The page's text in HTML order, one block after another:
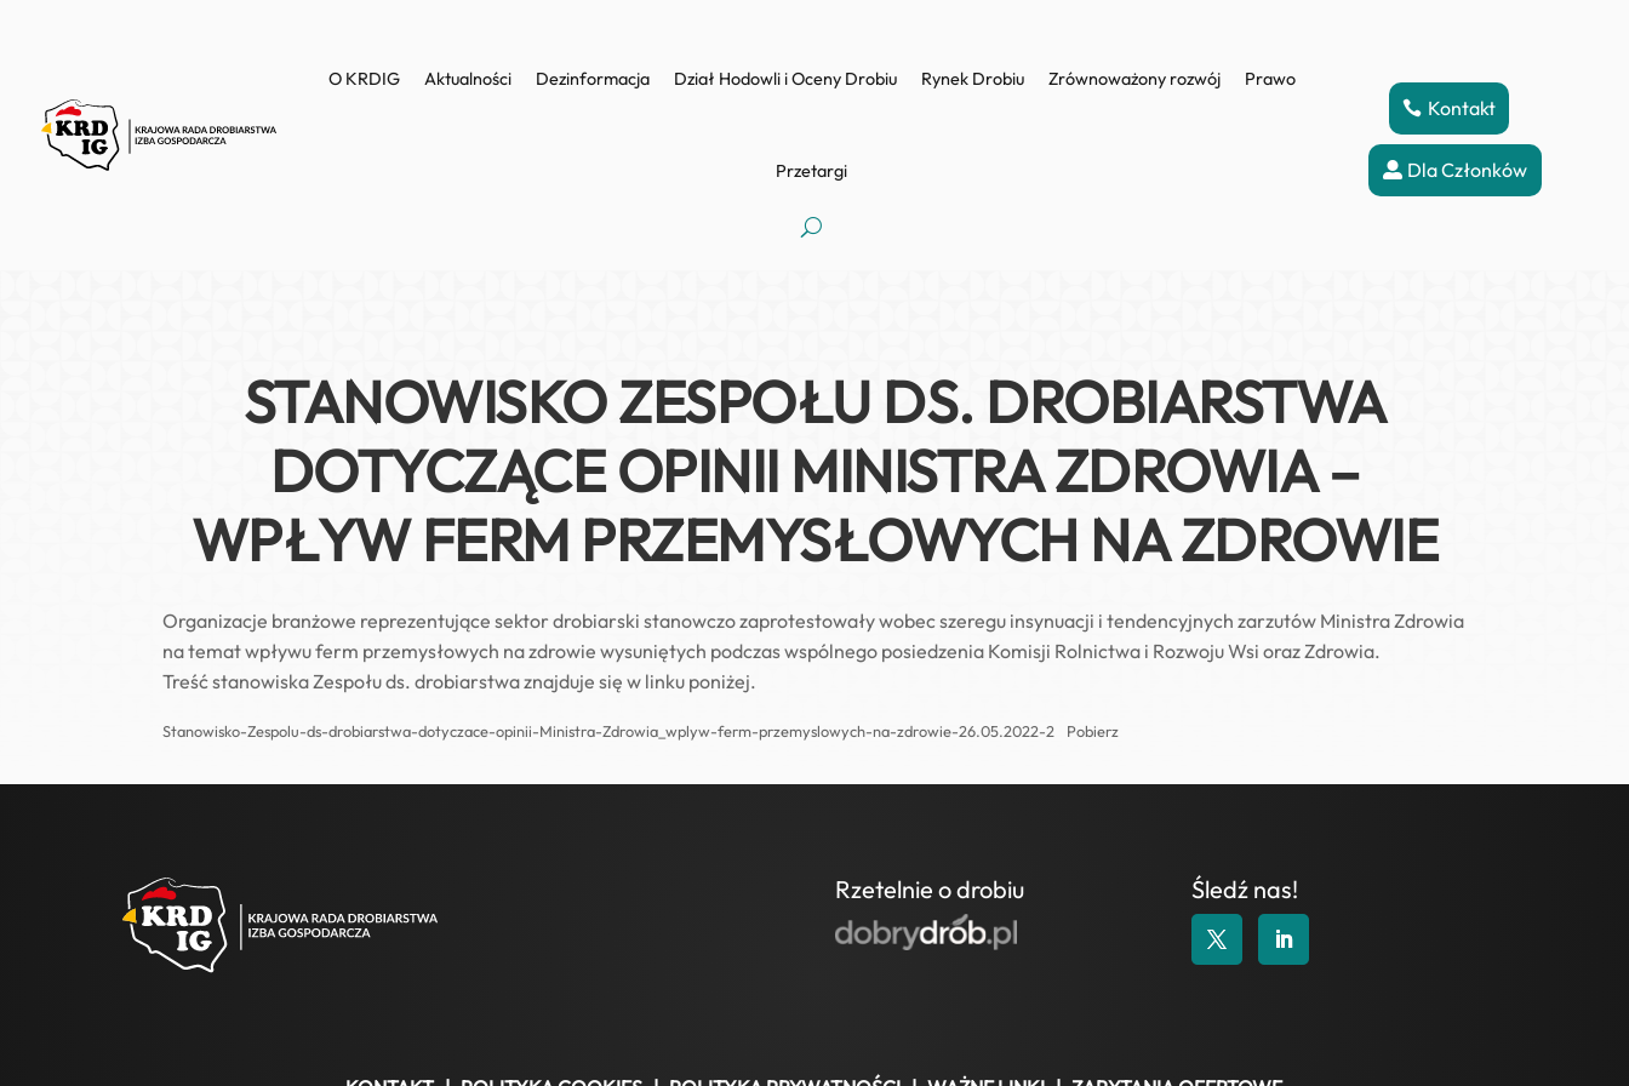
O KRDIG Aktualności Dezinformacja Dział Hodowli i Oceny Drobiu Rynek Drobiu Zrównoważony rozwój Prawo
Przetargi
Kontakt
Dla Członków
STANOWISKO ZESPOŁU DS. DROBIARSTWA
DOTYCZĄCE OPINII MINISTRA ZDROWIA –
WPŁYW FERM PRZEMYSŁOWYCH NA ZDROWIE
Organizacje branżowe reprezentujące sektor drobiarski stanowczo zaprotestowały wobec szeregu insynuacji i tendencyjnych zarzutów Ministra Zdrowia
na temat wpływu ferm przemysłowych na zdrowie wysuniętych podczas wspólnego posiedzenia Komisji Rolnictwa i Rozwoju Wsi oraz Zdrowia.
Treść stanowiska Zespołu ds. drobiarstwa znajduje się w linku poniżej.
Stanowisko-Zespolu-ds-drobiarstwa-dotyczace-opinii-Ministra-Zdrowia_wplyw-ferm-przemyslowych-na-zdrowie-26.05.2022-2 Pobierz
Rzetelnie o drobiu Śledź nas!